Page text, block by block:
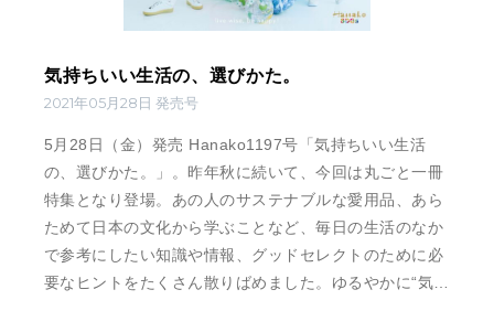
気持ちいい生活の、選びかた。
2021年05月28日 発売号
5月28日（金）発売 Hanako1197号「気持ちいい生活
の、選びかた。」。昨年秋に続いて、今回は丸ごと一冊
特集となり登場。あの人のサステナブルな愛用品、あら
ためて日本の文化から学ぶことなど、毎日の生活のなか
で参考にしたい知識や情報、グッドセレクトのために必
要なヒントをたくさん散りばめました。ゆるやかに“気持